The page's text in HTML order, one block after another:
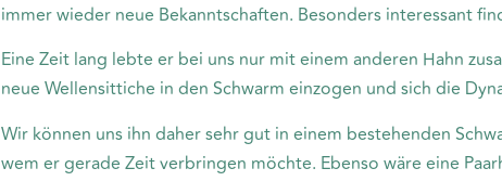
immer wieder neue Bekanntschaften. Besonders interessant
Eine Zeit lang lebte er bei uns nur mit einem anderen Hahn
neue Wellensittiche in den Schwarm einzogen und sich die
Wir können uns ihn daher sehr gut in einem bestehenden
wem er gerade Zeit verbringen möchte. Ebenso wäre eine